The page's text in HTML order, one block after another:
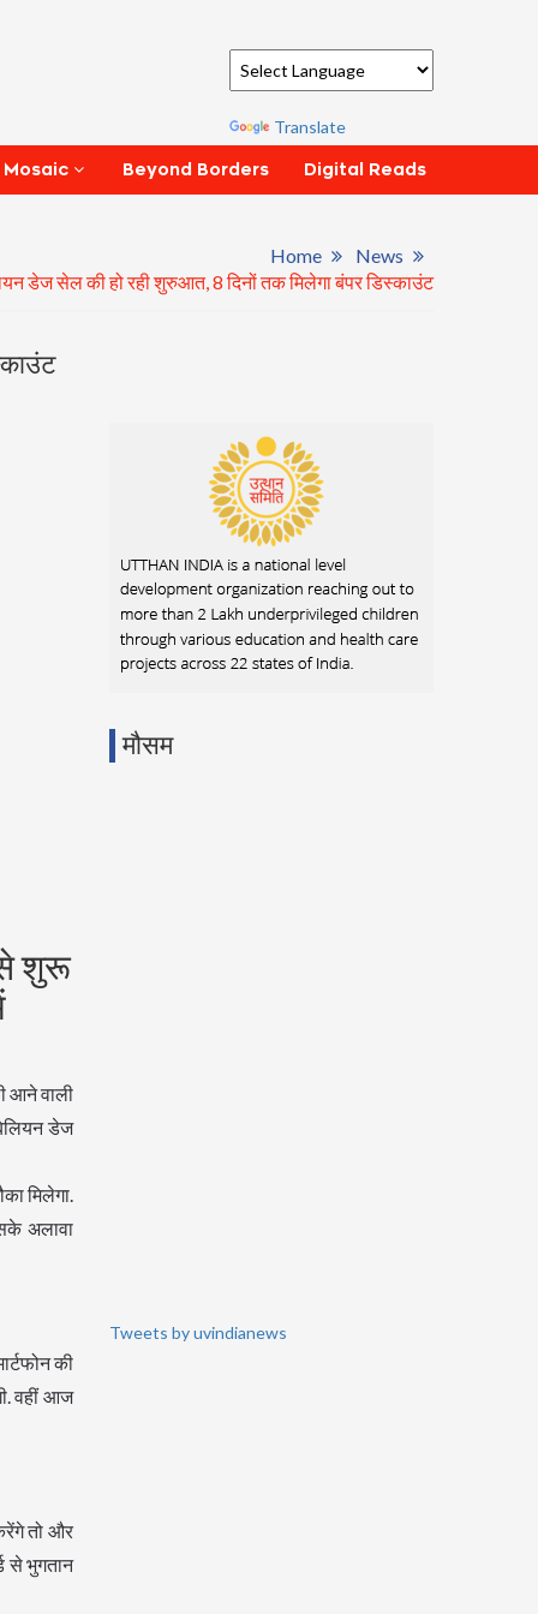
Translate
Beyond Borders Digital Reads
Home
News
डेज सेल की हो रही शुरुआत, 8 दिनों तक मिलेगा बंपर डिस्काउंट
शुरू
आने वाली
डेज
मिलेगा.
अलावा
की
वहीं आज
तो और
से भुगतान
मौसम
Tweets by uvindianews